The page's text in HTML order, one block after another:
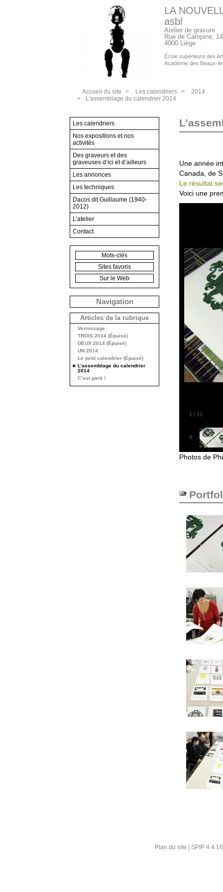
LA
asbl
Atelier de gravure
Rue de Campine, 14
4000 Liège
École supérieure des
Académie des Beaux-
Accueil du site > Les calendriers >
2014
>
L’assemblage du calendrier 2014
Une année
Canada, de
Le résultat
Voici une
1 / 11
Photos de
Les calendriers
Nos expositions et nos
activités
Des graveurs et des
graveuses d’ici et d’ailleurs
Les annonces
Les techniques
Dacos dit Guillaume (1940-
2012)
L’atelier
Contact
Mots-clés
Sites favoris
Sur le Web
Navigation
Articles de la rubrique
Vernissage
TROIS 2014 (Épuisé)
DEUX 2014 (Épuisé)
UN 2014
Le petit calendrier (Épuisé)
L’assemblage du calendrier
2014
C’est parti !
Plan du site SPIP 4.4.16